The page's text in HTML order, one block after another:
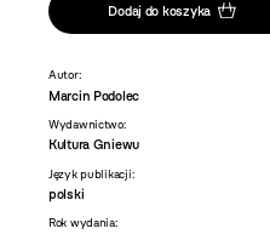
Dodaj do koszyka
Autor:
Marcin Podolec
Wydawnictwo:
Kultura Gniewu
Język publikacji:
polski
Rok wydania: